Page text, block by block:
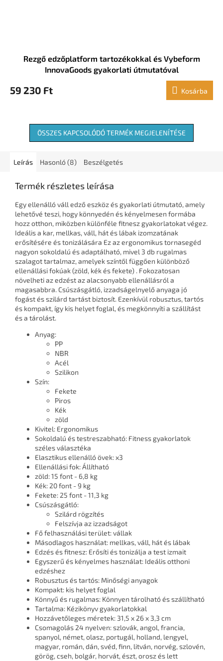
Rezgő edzőplatform tartozékokkal és Vybeform
InnovaGoods gyakorlati útmutatóval
59 230 Ft Kosárba
ÖSSZES KAPCSOLÓDÓ TERMÉK MEGJELENÍTÉSE
Leírás Hasonló (8) Beszélgetés
Termék részletes leírása
Egy ellenálló váll edző eszköz és gyakorlati útmutató, amely
lehetővé teszi, hogy könnyedén és kényelmesen formába
hozz otthon, miközben különféle fitnesz gyakorlatokat végez.
Ideális a kar, mellkas, váll, hát és lábak izomzatának
erősítésére és tonizálására Ez az ergonomikus tornasegéd
nagyon sokoldalú és adaptálható, mivel 3 db rugalmas
szalagot tartalmaz, amelyek színtől függően különböző
ellenállási fokúak (zöld, kék és fekete) . Fokozatosan
növelheti az edzést az alacsonyabb ellenállásról a
magasabbra. Csúszásgátló, izzadságelnyelő anyaga jó
fogást és szilárd tartást biztosít. Ezenkívül robusztus, tartós
és kompakt, így kis helyet foglal, és megkönnyíti a szállítást
és a tárolást.
Anyag:
PP
NBR
Acél
Szilikon
Szín:
Fekete
Piros
Kék
zöld
Kivitel: Ergonomikus
Sokoldalú és testreszabható: Fitness gyakorlatok
széles választéka
Elasztikus ellenálló övek: x3
Ellenállási fok: Állítható
zöld: 15 font - 6,8 kg
Kék: 20 font - 9 kg
Fekete: 25 font - 11,3 kg
Csúszásgátló:
Szilárd rögzítés
Felszívja az izzadságot
Fő felhasználási terület: vállak
Másodlagos használat: mellkas, váll, hát és lábak
Edzés és fitnesz: Erősíti és tonizálja a test izmait
Egyszerű és kényelmes használat: Ideális otthoni
edzéshez
Robusztus és tartós: Minőségi anyagok
Kompakt: kis helyet foglal
Könnyű és rugalmas: Könnyen tárolható és szállítható
Tartalma: Kézikönyv gyakorlatokkal
Hozzávetőleges méretek: 31,5 x 26 x 3,3 cm
Csomagolás 24 nyelven: szlovák, angol, francia,
spanyol, német, olasz, portugál, holland, lengyel,
magyar, román, dán, svéd, finn, litván, norvég, szlovén,
görög, cseh, bolgár, horvát, észt, orosz és lett